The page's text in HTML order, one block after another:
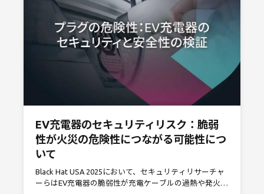
EV充電器のセキュリティリスク：脆弱
性が火災の危険性につながる可能性につ
いて
Black Hat USA 2025において、セキュリティリサーチャ
ーらはEV充電器の脆弱性が充電ケーブルの過熱や発火を